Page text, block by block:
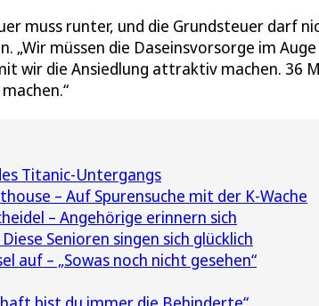
muss runter, und die Grundsteuer darf
„Wir müssen die Daseinsvorsorge im
wir die Ansiedlung attraktiv machen. 36
Titanic-Untergangs
– Auf Spurensuche mit der K-Wache
– Angehörige erinnern sich
Senioren singen sich glücklich
auf – „Sowas noch nicht gesehen“